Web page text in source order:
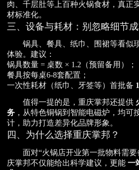
肉、千层肚等上百种火锅食材，真正
材标准化。
三、设备与耗材：别忽略细节
锅具、餐具、纸巾、围裙等看似
体验。建议：
锅具数量 = 桌数 × 1.2（预留备用）；
餐具按每桌6-8套配置；
一次性耗材（纸巾、牙签等）首批备
值得一提的是，重庆掌邦还提供
务 ，从特色铜锅到智能电磁炉，均可
计，助力打造差异化品牌形象。
四、为什么选择重庆掌邦？
面对“火锅店开业第一批物料需
庆掌邦不仅能给出科学建议，更能 一